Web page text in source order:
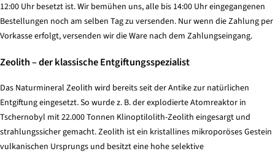
12:00 Uhr besetzt ist. Wir bemühen uns, alle bis 14:00 Uhr eingegangenen
Bestellungen noch am selben Tag zu versenden. Nur wenn die Zahlung per
Vorkasse erfolgt, versenden wir die Ware nach dem Zahlungseingang.
Zeolith – der klassische Entgiftungsspezialist
Das Naturmineral Zeolith wird bereits seit der Antike zur natürlichen
Entgiftung eingesetzt. So wurde z. B. der explodierte Atomreaktor in
Tschernobyl mit 22.000 Tonnen Klinoptilolith-Zeolith eingesargt und
strahlungssicher gemacht. Zeolith ist ein kristallines mikroporöses Gestein
vulkanischen Ursprungs und besitzt eine hohe selektive